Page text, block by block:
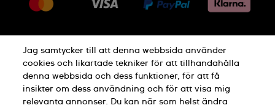
Returer
Försäljningsvillkor
Ångra köp
Jobs
Integritetspolicy Cookie Notice
Jag samtycker till att denna webbsida använder
cookies och likartade tekniker för att tillhandahålla
denna webbsida och dess funktioner, för att få
insikter om dess användning och för att visa mig
relevanta annonser. Du kan när som helst ändra